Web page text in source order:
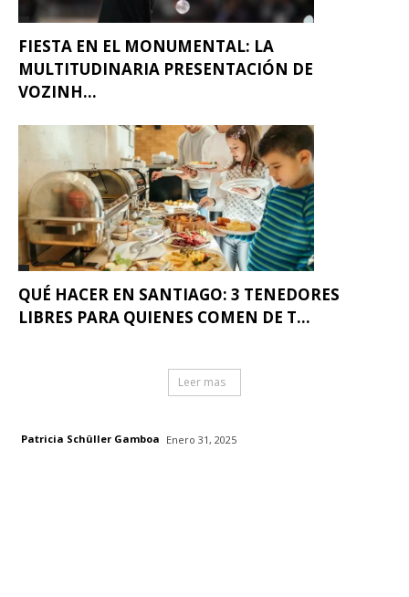
FIESTA EN EL MONUMENTAL: LA
MULTITUDINARIA PRESENTACIÓN DE
VOZINH...
QUÉ HACER EN SANTIAGO: 3 TENEDORES
LIBRES PARA QUIENES COMEN DE T...
Leer mas
Patricia Schüller Gamboa Enero 31, 2025